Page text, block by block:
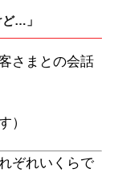
…」
さまとの会話
）
ぞれいくらで